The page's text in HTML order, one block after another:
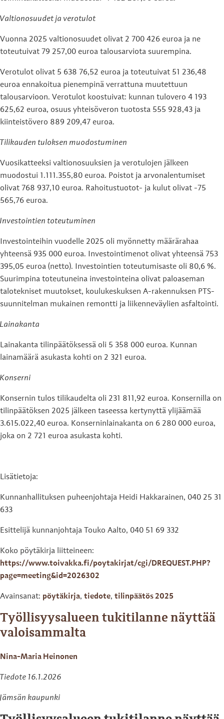
Valtionosuudet ja verotulot
Vuonna 2025 valtionosuudet olivat 2 700 426 euroa ja ne
toteutuivat 79 257,00 euroa talousarviota suurempina.
Verotulot olivat 5 638 76,52 euroa ja toteutuivat 51 236,48
euroa ennakoitua pienempinä verrattuna muutettuun
talousarvioon. Verotulot koostuivat: kunnan tulovero 4 193
625,62 euroa, osuus yhteisöveron tuotosta 555 928,43 ja
kiinteistövero 889 209,47 euroa.
Tilikauden tuloksen muodostuminen
Vuosikatteeksi valtionosuuksien ja verotulojen jälkeen
muodostui 1.111.355,80 euroa. Poistot ja arvonalentumiset
olivat 768 937,10 euroa. Rahoitustuotot- ja kulut olivat -75
565,76 euroa.
Investointien toteutuminen
Investointeihin vuodelle 2025 oli myönnetty määrärahaa
yhteensä 935 000 euroa. Investointimenot olivat yhteensä 753
395,05 euroa (netto). Investointien toteutumisaste oli 80,6 %.
Suurimpina toteutuneina investointeina olivat paloaseman
talotekniset muutokset, koulukeskuksen A-rakennuksen PTS-
suunnitelman mukainen remontti ja liikenneväylien asfaltointi.
Lainakanta
Lainakanta tilinpäätöksessä oli 5 358 000 euroa. Kunnan
lainamäärä asukasta kohti on 2 321 euroa.
Konserni
Konsernin tulos tilikaudelta oli 231 811,92 euroa. Konsernilla on
tilinpäätöksen 2025 jälkeen taseessa kertynyttä ylijäämää
3.615.022,40 euroa. Konserninlainakanta on 6 280 000 euroa,
joka on 2 721 euroa asukasta kohti.
Lisätietoja:
Kunnanhallituksen puheenjohtaja Heidi Hakkarainen, 040 25 31
633
Esittelijä kunnanjohtaja Touko Aalto, 040 51 69 332
Koko pöytäkirja liitteineen:
https://www.toivakka.fi/poytakirjat/cgi/DREQUEST.PHP?
page=meeting&id=2026302
Avainsanat: pöytäkirja, tiedote, tilinpäätös 2025
Työllisyysalueen tukitilanne näyttää
valoisammalta
Nina-Maria Heinonen
Tiedote 16.1.2026
Jämsän kaupunki